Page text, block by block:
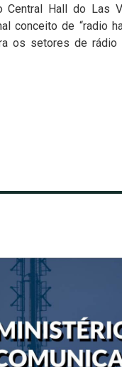
Central Hall do Las
conceito de “radio
os setores de rádio